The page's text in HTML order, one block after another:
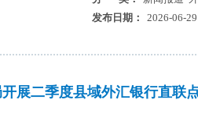
发布日期：
2026-06-29
展二季度县域外汇银行直联